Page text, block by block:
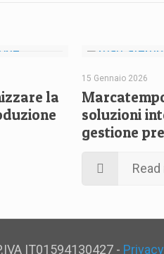
la
15 Gennaio 2026
soluzioni
gestione
IT01594130427 - Privacy